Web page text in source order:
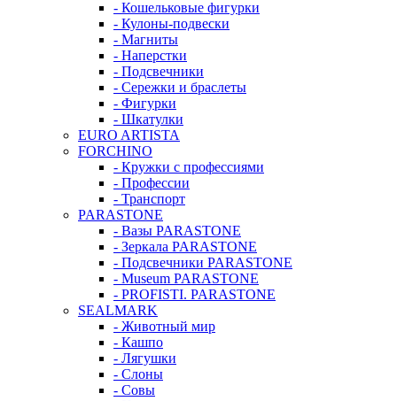
- Кошельковые фигурки
- Кулоны-подвески
- Магниты
- Наперстки
- Подсвечники
- Сережки и браслеты
- Фигурки
- Шкатулки
EURO ARTISTA
FORCHINO
- Кружки с профессиями
- Профессии
- Транспорт
PARASTONE
- Вазы PARASTONE
- Зеркала PARASTONE
- Подсвечники PARASTONE
- Museum PARASTONE
- PROFISTI. PARASTONE
SEALMARK
- Животный мир
- Кашпо
- Лягушки
- Слоны
- Совы